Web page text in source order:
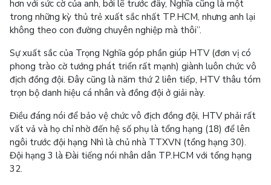
hơn với sức cờ của anh, bởi lẽ trước đây, Nghĩa cũng là một
trong những kỳ thủ trẻ xuất sắc nhất TP.HCM, nhưng anh lại
không theo con đường chuyên nghiệp mà thôi”.
Sự xuất sắc của Trọng Nghĩa góp phần giúp HTV (đơn vị có
phong trào cờ tướng phát triển rất mạnh) giành luôn chức vô
địch đồng đội. Đây cũng là năm thứ 2 liên tiếp, HTV thâu tóm
trọn bộ danh hiệu cá nhân và đồng đội ở giải này.
Điều đáng nói để bảo vệ chức vô địch đồng đội, HTV phải rất
vất vả và họ chỉ nhờ đến hệ số phụ là tổng hạng (18) để lên
ngôi trước đội hạng Nhì là chủ nhà TTXVN (tổng hạng 30).
Đội hạng 3 là Đài tiếng nói nhân dân TP.HCM với tổng hạng
32.